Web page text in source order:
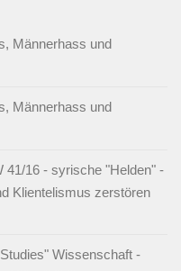
Männerhass und
Männerhass und
16 - syrische "Helden" -
Klientelismus zerstören
Wissenschaft -